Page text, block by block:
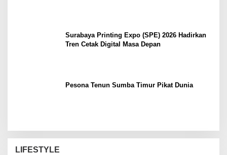
Surabaya Printing Expo (SPE) 2026 Hadirkan
Tren Cetak Digital Masa Depan
Pesona Tenun Sumba Timur Pikat Dunia
LIFESTYLE